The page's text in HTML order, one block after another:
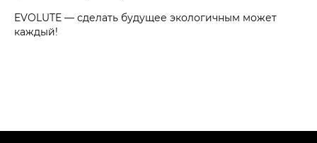
EVOLUTE — сделать будущее экологичным может
каждый!